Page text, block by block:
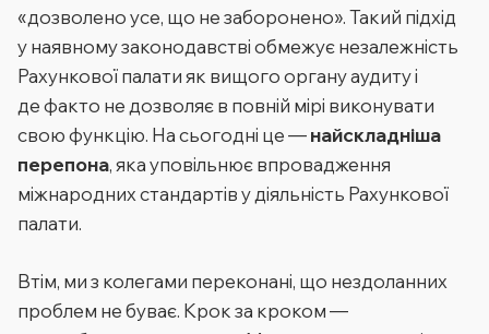
«дозволено усе, що не заборонено». Такий підхід
у наявному законодавстві обмежує незалежність
Рахункової палати як вищого органу аудиту і
де факто не дозволяє в повній мірі виконувати
свою функцію. На сьогодні це —найскладніша
перепона, яка уповільнює впровадження
міжнародних стандартів у діяльність Рахункової
палати.
Втім, ми з колегами переконані, що нездоланних
проблем не буває. Крок за кроком —